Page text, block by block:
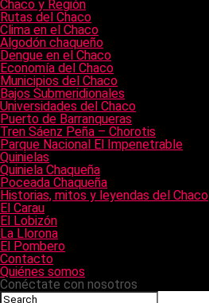
Chaco y Región
Rutas del Chaco
Clima en el Chaco
Algodón chaqueño
Dengue en el Chaco
Economía del Chaco
Municipios del Chaco
Bajos Submeridionales
Universidades del Chaco
Puerto de Barranqueras
Tren Sáenz Peña – Chorotis
Parque Nacional El Impenetrable
Quinielas
Quiniela Chaqueña
Poceada Chaqueña
Historias, mitos y leyendas del Chaco
El Carau
El Lobizón
La Llorona
El Pombero
Contacto
Quiénes somos
Conéctate con nosotros